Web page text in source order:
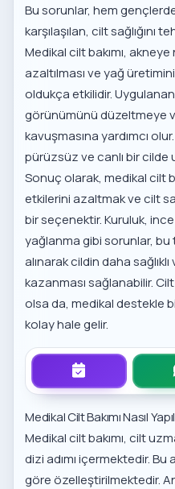
Bu sorunlar, hem
karşılaşılan, cilt sağlığını
Medikal cilt bakımı,
azaltılması ve yağ
oldukça etkilidir.
görünümünü düzeltmeye
kavuşmasına yardımcı
pürüzsüz ve canlı bir cilde
Sonuç olarak, medikal cilt
etkilerini azaltmak ve cilt
bir seçenektir. Kuruluk, ince
yağlanma gibi sorunlar,
alınarak cildin daha
kazanması sağlanabilir.
olsa da, medikal destekle
kolay hale gelir.
Medikal Cilt Bakımı Nasıl
Medikal cilt bakımı, cilt
dizi adımı içermektedir. Bu
göre özelleştirilmektedir.